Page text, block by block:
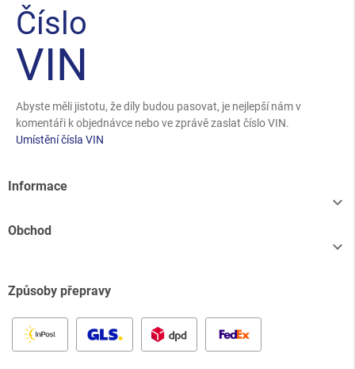
Číslo
VIN
Abyste měli jistotu, že díly budou pasovat, je nejlepší nám v
komentáři k objednávce nebo ve zprávě zaslat číslo VIN.
Umístění čísla VIN
Informace

Obchod

Způsoby přepravy